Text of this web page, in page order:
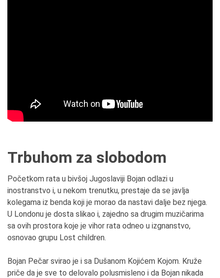
Trbuhom za slobodom
Početkom rata u bivšoj Jugoslaviji Bojan odlazi u
inostranstvo i, u nekom trenutku, prestaje da se javlja
kolegama iz benda koji je morao da nastavi dalje bez njega.
U Londonu je dosta slikao i, zajedno sa drugim muzičarima
sa ovih prostora koje je vihor rata odneo u izgnanstvo,
osnovao grupu Lost children.
Bojan Pečar svirao je i sa Dušanom Kojićem Kojom. Kruže
priče da je sve to delovalo polusmisleno i da Bojan nikada